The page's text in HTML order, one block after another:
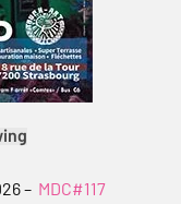
– MDC#117